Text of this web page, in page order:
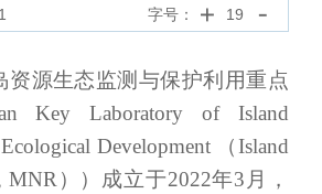
字号： 19
资源生态监测与保护利用重点
Key Laboratory of Island
Development （Island
MNR））成立于2022年3月，